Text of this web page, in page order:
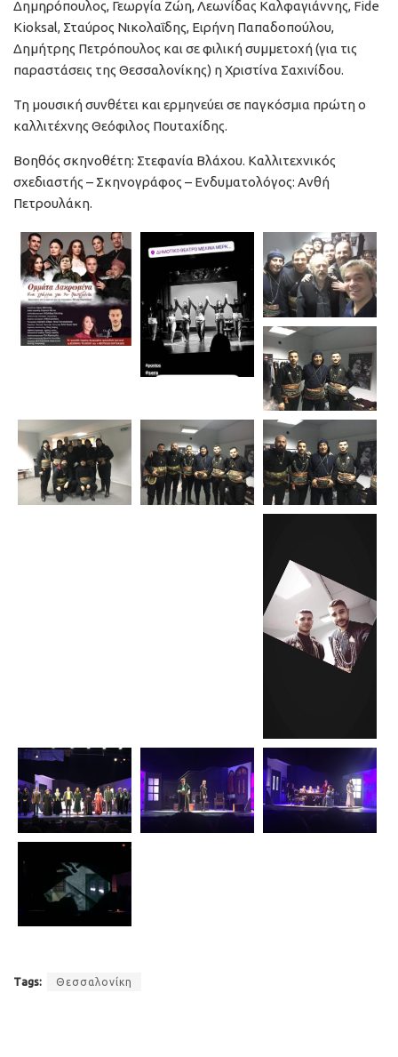
Δημηρόπουλος, Γεωργία Ζώη, Λεωνίδας Καλφαγιάννης, Fide
Kioksal, Σταύρος Νικολαΐδης, Ειρήνη Παπαδοπούλου,
Δημήτρης Πετρόπουλος και σε φιλική συμμετοχή (για τις
παραστάσεις της Θεσσαλονίκης) η Χριστίνα Σαχινίδου.
Τη μουσική συνθέτει και ερμηνεύει σε παγκόσμια πρώτη ο
καλλιτέχνης Θεόφιλος Πουταχίδης.
Βοηθός σκηνοθέτη: Στεφανία Βλάχου. Καλλιτεχνικός
σχεδιαστής – Σκηνογράφος – Ενδυματολόγος: Ανθή
Πετρουλάκη.
Tags: Θεσσαλονίκη